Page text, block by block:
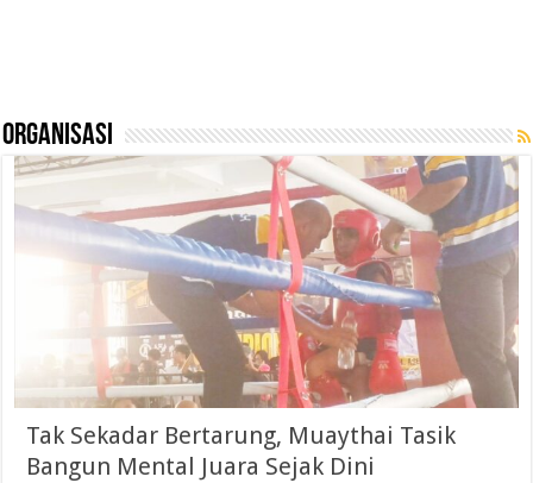
Organisasi
Tak Sekadar Bertarung, Muaythai Tasik
Bangun Mental Juara Sejak Dini